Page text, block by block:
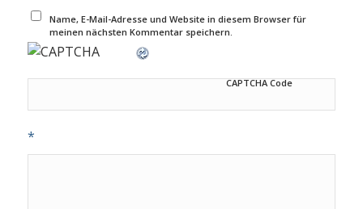
Name, E-Mail-Adresse und Website in diesem Browser für
meinen nächsten Kommentar speichern.
CAPTCHA Code
*